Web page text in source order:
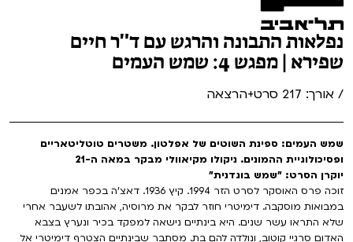
נפלאות התבונה והרגש עם ד"ר חיים
שפירא | מפגש 4: שמש העמים
/ אורך: 217 סרט+הרצאה
שמש העמים: ספינת השוטים של אפלטון. משטרים טוטליטאריים
ופסיכולוגיית ההמונים. ניקולו מקיאוולי מבקר במאה ה-21
יוקרן הסרט: "שמש בוגדנית״
זוכה פרס האוסקר לסרט הזר 1994. קיץ 1936. דאצ'ה בכפר אמנים
במבואות מוסקבה. דימיטרי חוזר לבקר את מרוסיה, אהובתו לשעבר אחרי
שלא התראו עשר שנים. היא בינתיים נישאה למפקד בכיר ונערץ בצבא
האדום סרגיי קוטוב, ונולדה להם בת. מסתבר שבינתיים הצטרף דימיטרי אל